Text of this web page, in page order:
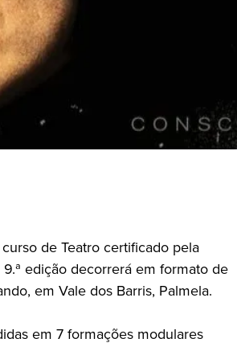
de Teatro certificado pela
edição decorrerá em formato de
em Vale dos Barris, Palmela.
em 7 formações modulares